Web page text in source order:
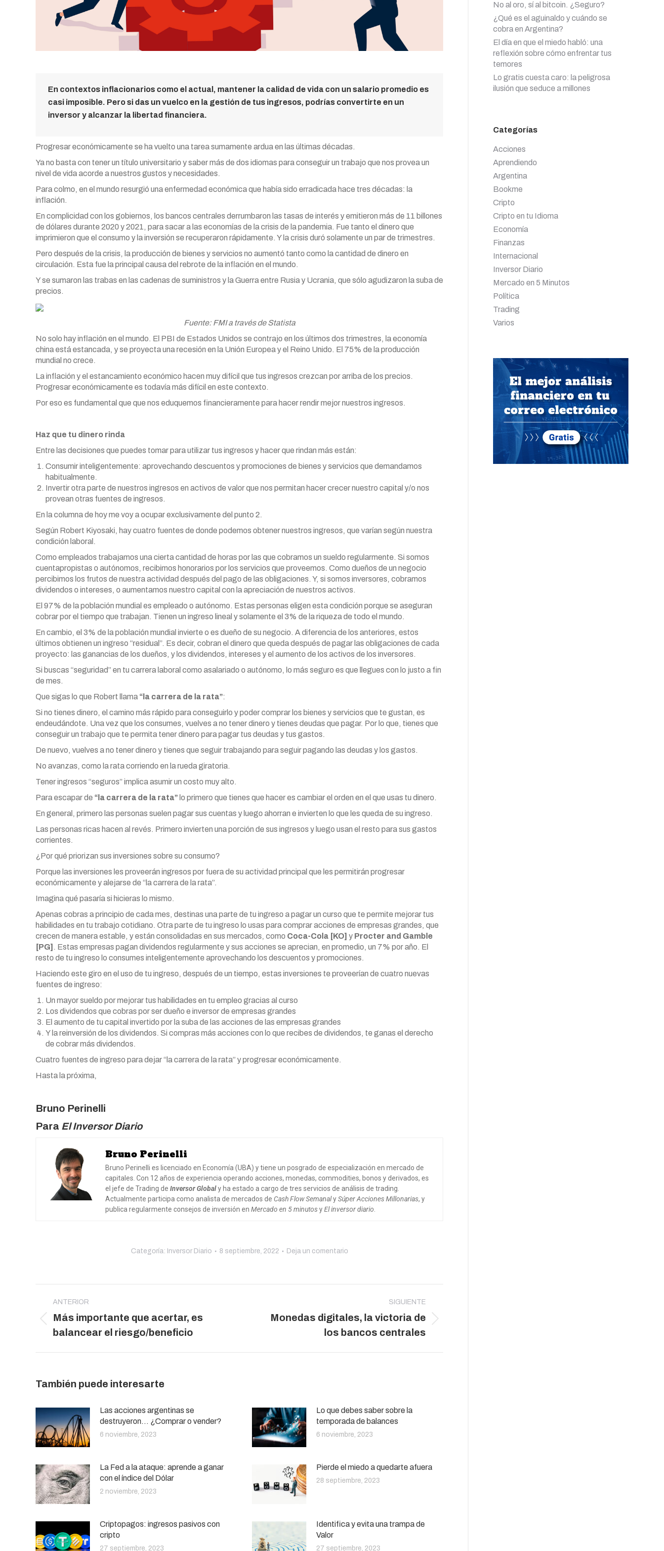
En contextos inflacionarios como el actual, mantener la calidad de vida con un salario promedio es
casi imposible. Pero si das un vuelco en la gestión de tus ingresos, podrías convertirte en un
inversor y alcanzar la libertad financiera.
Progresar económicamente se ha vuelto una tarea sumamente ardua en las últimas décadas.
Ya no basta con tener un título universitario y saber más de dos idiomas para conseguir un trabajo que nos provea un
nivel de vida acorde a nuestros gustos y necesidades.
Para colmo, en el mundo resurgió una enfermedad económica que había sido erradicada hace tres décadas: la
inflación.
En complicidad con los gobiernos, los bancos centrales derrumbaron las tasas de interés y emitieron más de 11 billones
de dólares durante 2020 y 2021, para sacar a las economías de la crisis de la pandemia. Fue tanto el dinero que
imprimieron que el consumo y la inversión se recuperaron rápidamente. Y la crisis duró solamente un par de trimestres.
Pero después de la crisis, la producción de bienes y servicios no aumentó tanto como la cantidad de dinero en
circulación. Esta fue la principal causa del rebrote de la inflación en el mundo.
Y se sumaron las trabas en las cadenas de suministros y la Guerra entre Rusia y Ucrania, que sólo agudizaron la suba de
precios.
Fuente: FMI a través de Statista
No solo hay inflación en el mundo. El PBI de Estados Unidos se contrajo en los últimos dos trimestres, la economía
china está estancada, y se proyecta una recesión en la Unión Europea y el Reino Unido. El 75% de la producción
mundial no crece.
La inflación y el estancamiento económico hacen muy difícil que tus ingresos crezcan por arriba de los precios.
Progresar económicamente es todavía más difícil en este contexto.
Por eso es fundamental que que nos eduquemos financieramente para hacer rendir mejor nuestros ingresos.
Haz que tu dinero rinda
Entre las decisiones que puedes tomar para utilizar tus ingresos y hacer que rindan más están:
Consumir inteligentemente: aprovechando descuentos y promociones de bienes y servicios que demandamos
habitualmente.
Invertir otra parte de nuestros ingresos en activos de valor que nos permitan hacer crecer nuestro capital y/o nos
provean otras fuentes de ingresos.
En la columna de hoy me voy a ocupar exclusivamente del punto 2.
Según Robert Kiyosaki, hay cuatro fuentes de donde podemos obtener nuestros ingresos, que varían según nuestra
condición laboral.
Como empleados trabajamos una cierta cantidad de horas por las que cobramos un sueldo regularmente. Si somos
cuentapropistas o autónomos, recibimos honorarios por los servicios que proveemos. Como dueños de un negocio
percibimos los frutos de nuestra actividad después del pago de las obligaciones. Y, si somos inversores, cobramos
dividendos o intereses, o aumentamos nuestro capital con la apreciación de nuestros activos.
El 97% de la población mundial es empleado o autónomo. Estas personas eligen esta condición porque se aseguran
cobrar por el tiempo que trabajan. Tienen un ingreso lineal y solamente el 3% de la riqueza de todo el mundo.
En cambio, el 3% de la población mundial invierte o es dueño de su negocio. A diferencia de los anteriores, estos
últimos obtienen un ingreso “residual”. Es decir, cobran el dinero que queda después de pagar las obligaciones de cada
proyecto: las ganancias de los dueños, y los dividendos, intereses y el aumento de los activos de los inversores.
Si buscas “seguridad” en tu carrera laboral como asalariado o autónomo, lo más seguro es que llegues con lo justo a fin
de mes.
Que sigas lo que Robert llama “la carrera de la rata”:
Si no tienes dinero, el camino más rápido para conseguirlo y poder comprar los bienes y servicios que te gustan, es
endeudándote. Una vez que los consumes, vuelves a no tener dinero y tienes deudas que pagar. Por lo que, tienes que
conseguir un trabajo que te permita tener dinero para pagar tus deudas y tus gastos.
De nuevo, vuelves a no tener dinero y tienes que seguir trabajando para seguir pagando las deudas y los gastos.
No avanzas, como la rata corriendo en la rueda giratoria.
Tener ingresos “seguros” implica asumir un costo muy alto.
Para escapar de “la carrera de la rata” lo primero que tienes que hacer es cambiar el orden en el que usas tu dinero.
En general, primero las personas suelen pagar sus cuentas y luego ahorran e invierten lo que les queda de su ingreso.
Las personas ricas hacen al revés. Primero invierten una porción de sus ingresos y luego usan el resto para sus gastos
corrientes.
¿Por qué priorizan sus inversiones sobre su consumo?
Porque las inversiones les proveerán ingresos por fuera de su actividad principal que les permitirán progresar
económicamente y alejarse de “la carrera de la rata”.
Imagina qué pasaría si hicieras lo mismo.
Apenas cobras a principio de cada mes, destinas una parte de tu ingreso a pagar un curso que te permite mejorar tus
habilidades en tu trabajo cotidiano. Otra parte de tu ingreso lo usas para comprar acciones de empresas grandes, que
crecen de manera estable, y están consolidadas en sus mercados, como Coca-Cola [KO] y Procter and Gamble
[PG] . Estas empresas pagan dividendos regularmente y sus acciones se aprecian, en promedio, un 7% por año. El
resto de tu ingreso lo consumes inteligentemente aprovechando los descuentos y promociones.
Haciendo este giro en el uso de tu ingreso, después de un tiempo, estas inversiones te proveerían de cuatro nuevas
fuentes de ingreso:
Un mayor sueldo por mejorar tus habilidades en tu empleo gracias al curso
Los dividendos que cobras por ser dueño e inversor de empresas grandes
El aumento de tu capital invertido por la suba de las acciones de las empresas grandes
Y la reinversión de los dividendos. Si compras más acciones con lo que recibes de dividendos, te ganas el derecho
de cobrar más dividendos.
Cuatro fuentes de ingreso para dejar “la carrera de la rata” y progresar económicamente.
Hasta la próxima,
Bruno Perinelli
Para El Inversor Diario
Bruno Perinelli
Bruno Perinelli es licenciado en Economía (UBA) y tiene un posgrado de especialización en mercado de
capitales. Con 12 años de experiencia operando acciones, monedas, commodities, bonos y derivados, es
el jefe de Trading de Inversor Globaly ha estado a cargo de tres servicios de análisis de trading.
Actualmente participa como analista de mercados de Cash Flow SemanalySúper Acciones Millonarias, y
publica regularmente consejos de inversión en Mercado en 5 minutosyEl inversor diario
Categoría: Inversor Diario 8 septiembre, 2022 Deja un comentario
entre
publicaciones
ANTERIOR
Publicación
anterior:
Más importante que acertar, es
balancear el riesgo/beneficio
SIGUIENTE
Publicación
Monedas digitales, la victoria de
los bancos centrales
También puede interesarte
Las acciones argentinas se
destruyeron… ¿Comprar o vender?
6 noviembre, 2023
Lo que debes saber sobre la
temporada de balances
6 noviembre, 2023
La Fed a la ataque: aprende a ganar
con el índice del Dólar
2 noviembre, 2023
Pierde el miedo a quedarte afuera
28 septiembre, 2023
Criptopagos: ingresos pasivos con
cripto
27 septiembre, 2023
Identifica y evita una trampa de
Valor
27 septiembre, 2023
No al oro, sí al bitcoin. ¿Seguro?
¿Qué es el aguinaldo y cuándo se
cobra en Argentina?
El día en que el miedo habló: una
reflexión sobre cómo enfrentar tus
temores
Lo gratis cuesta caro: la peligrosa
ilusión que seduce a millones
Categorías
Acciones
Aprendiendo
Argentina
Bookme
Cripto
Cripto en tu Idioma
Economía
Finanzas
Internacional
Inversor Diario
Mercado en 5 Minutos
Política
Trading
Varios